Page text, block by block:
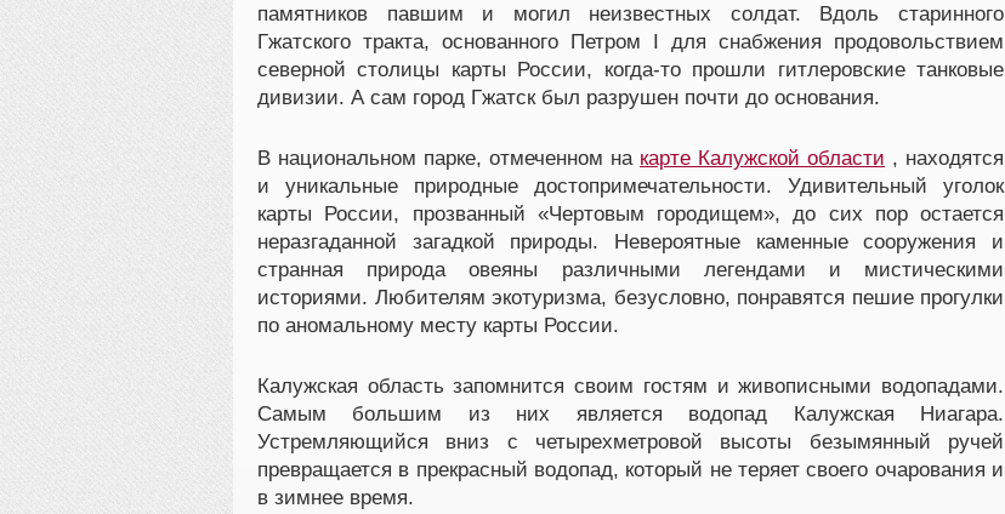
памятников павшим и могил неизвестных солдат. Вдоль старинного
Гжатского тракта, основанного Петром I для снабжения продовольствием
северной столицы карты России, когда-то прошли гитлеровские танковые
дивизии. А сам город Гжатск был разрушен почти до основания.
В национальном парке, отмеченном на карте Калужской области , находятся
и уникальные природные достопримечательности. Удивительный уголок
карты России, прозванный «Чертовым городищем», до сих пор остается
неразгаданной загадкой природы. Невероятные каменные сооружения и
странная природа овеяны различными легендами и мистическими
историями. Любителям экотуризма, безусловно, понравятся пешие прогулки
по аномальному месту карты России.
Калужская область запомнится своим гостям и живописными водопадами.
Самым большим из них является водопад Калужская Ниагара.
Устремляющийся вниз с четырехметровой высоты безымянный ручей
превращается в прекрасный водопад, который не теряет своего очарования и
в зимнее время.